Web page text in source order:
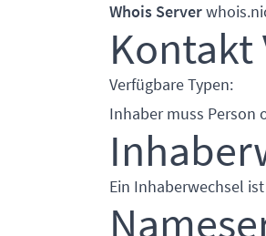
Whois Server
Kontakt
Verfügbare Typen:
Inhaber muss Person
Ein Inhaberwechsel